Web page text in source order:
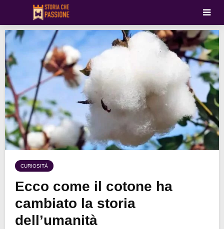
CURIOSITÀ
Ecco come il cotone ha
cambiato la storia
dell’umanità